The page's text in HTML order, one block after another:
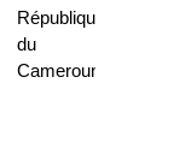
République
du
Cameroun